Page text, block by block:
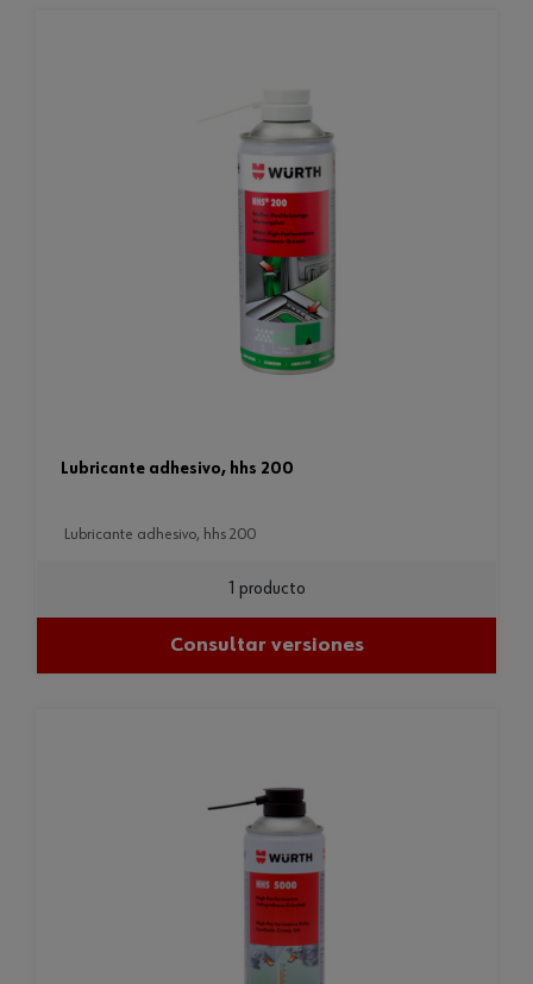
lubricante adhesivo, hhs 200
lubricante adhesivo, hhs 200
1 producto
Consultar versiones